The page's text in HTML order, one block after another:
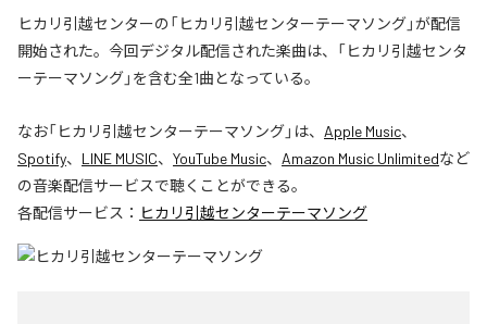
ヒカリ引越センターの「ヒカリ引越センターテーマソング」が配信
開始された。今回デジタル配信された楽曲は、「ヒカリ引越センタ
ーテーマソング」を含む全1曲となっている。
なお「ヒカリ引越センターテーマソング」は、 Apple Music、
Spotify、 LINE MUSIC、 YouTube Music、 Amazon Music Unlimitedなど
の音楽配信サービスで聴くことができる。
各配信サービス： ヒカリ引越センターテーマソング